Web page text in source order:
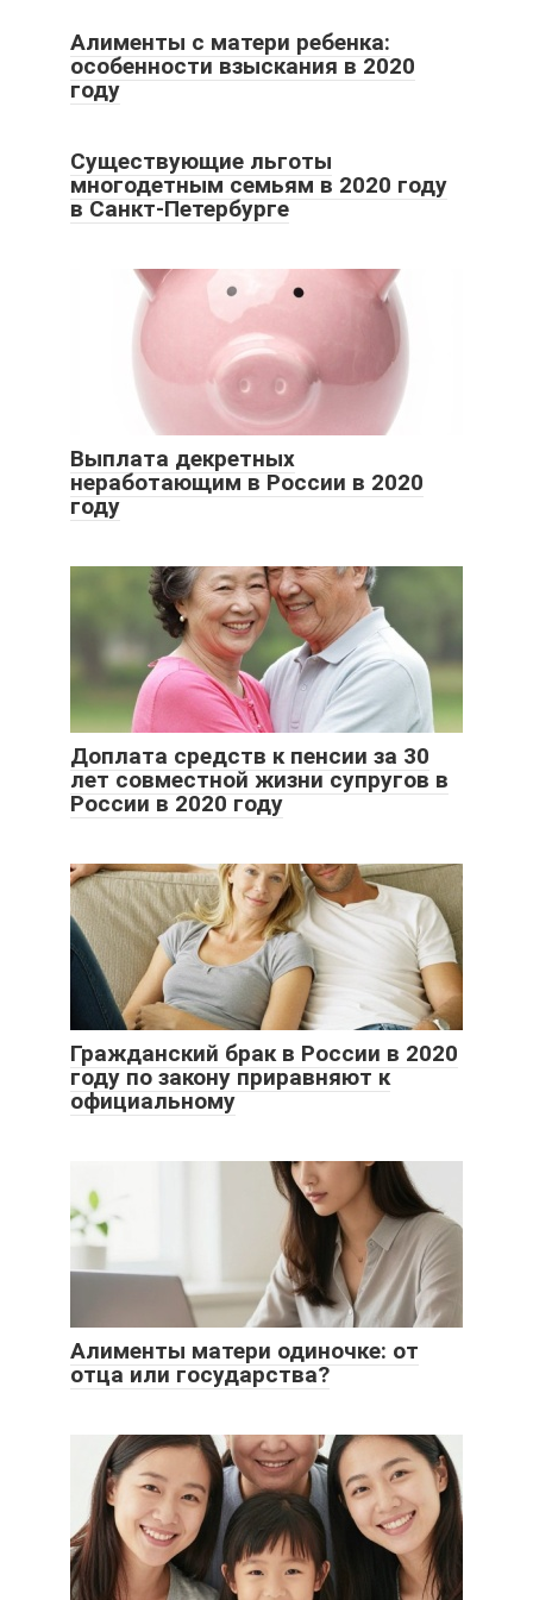
Алименты с матери ребенка:
особенности взыскания в 2020
году
Существующие льготы
многодетным семьям в 2020 году
в Санкт-Петербурге
Выплата декретных
неработающим в России в 2020
году
Доплата средств к пенсии за 30
лет совместной жизни супругов в
России в 2020 году
Гражданский брак в России в 2020
году по закону приравняют к
официальному
Алименты матери одиночке: от
отца или государства?